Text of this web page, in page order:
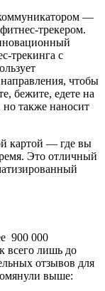
—
трекером.
трекинга с
чтобы
бежите, едете на
но также наносит
картой — где вы
Это отличный
900 000
всего лишь до
отзывов для
выше: